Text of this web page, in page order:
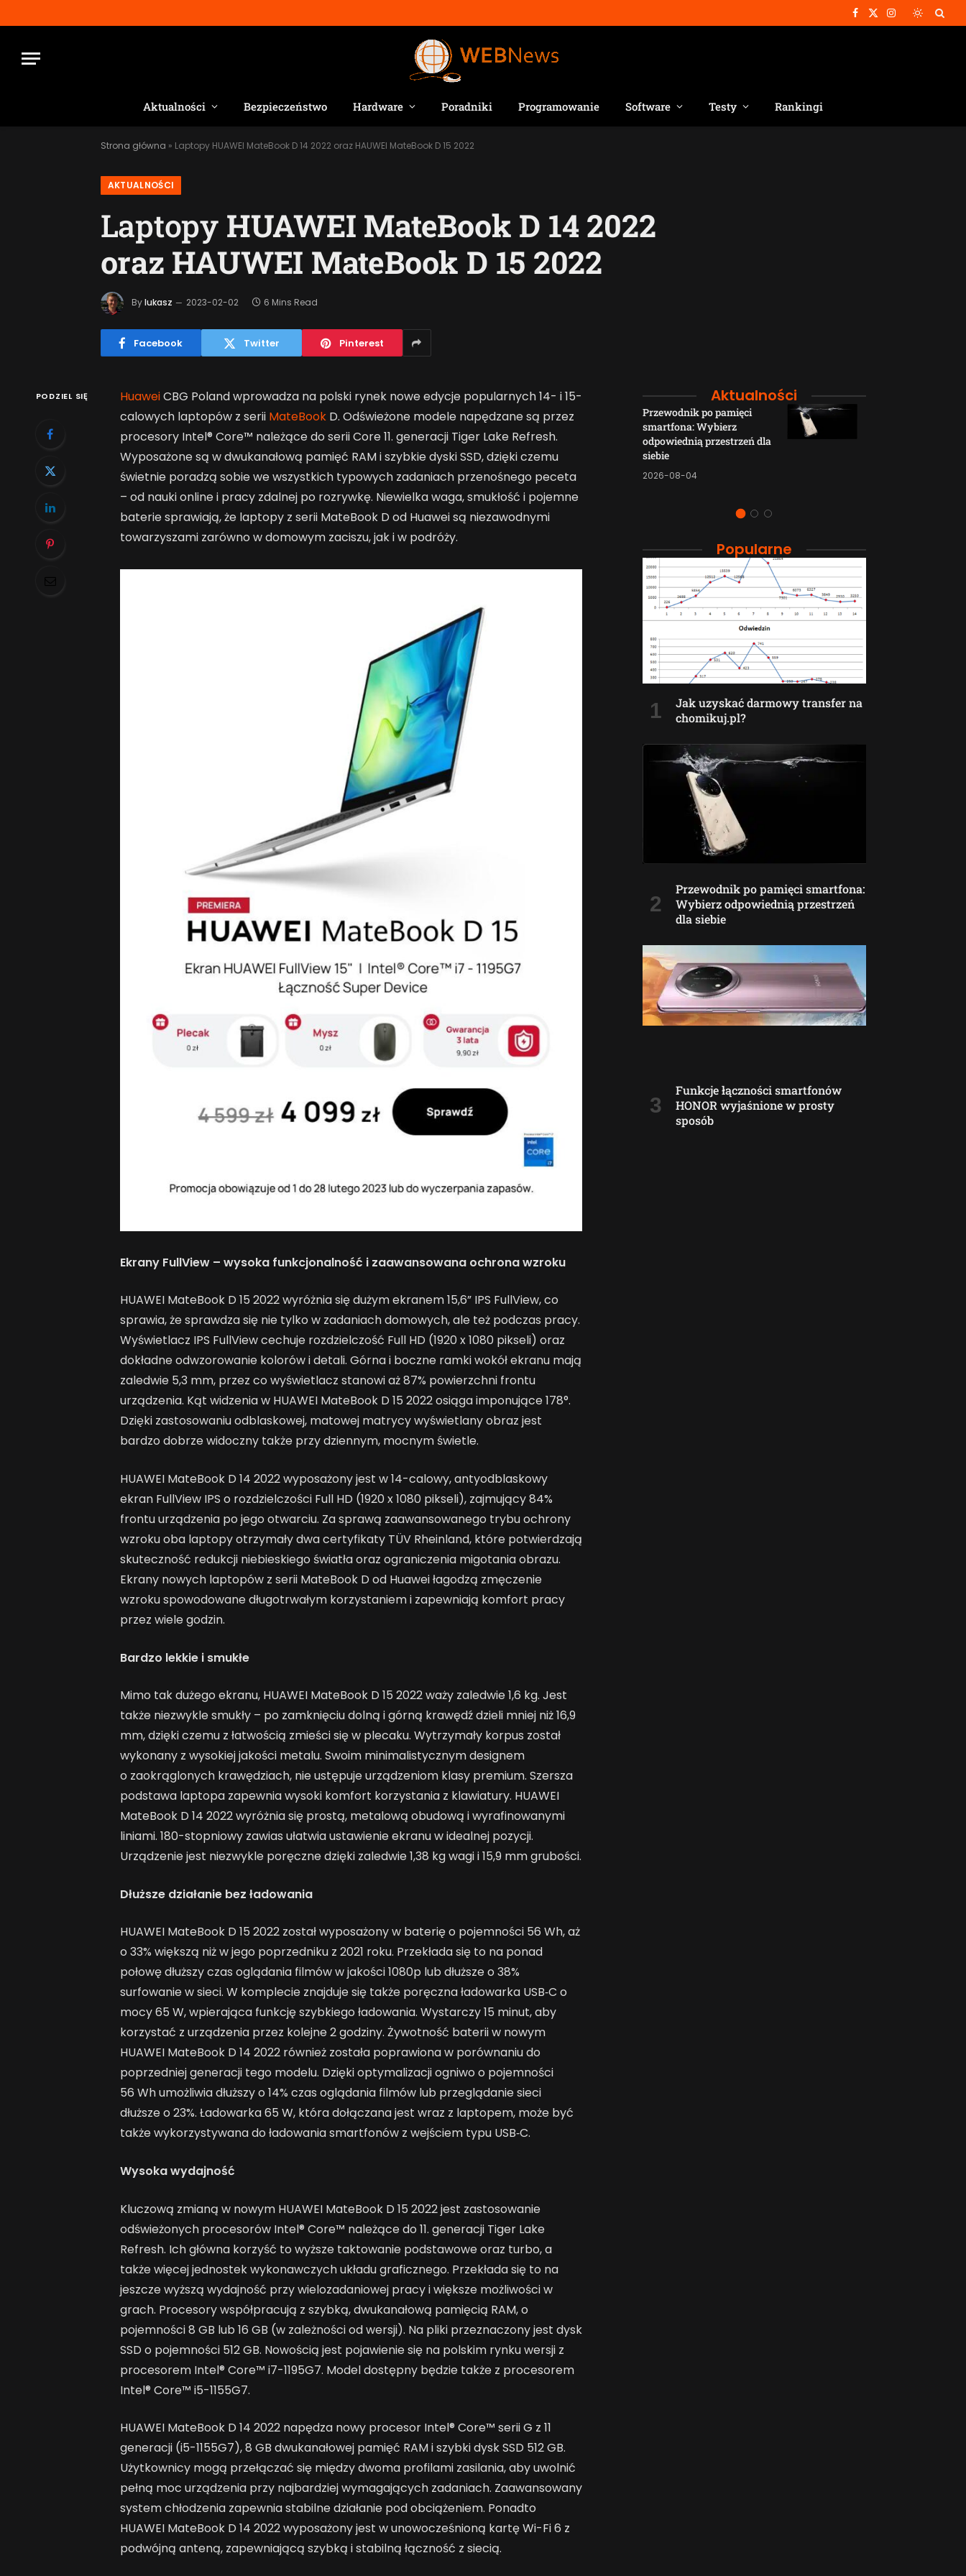
Facebook
X
Instagram
Aktualności Bezpieczeństwo Hardware Poradniki Programowanie Software Testy Rankingi
Strona główna » Laptopy HUAWEI MateBook D 14 2022 oraz HAUWEI MateBook D 15 2022
AKTUALNOŚCI
Laptopy HUAWEI MateBook D 14 2022
oraz HAUWEI MateBook D 15 2022
By lukasz 2023-02-02 6 Mins Read
Facebook Twitter Pinterest
PODZIEL SIĘ HuaweiCBG Poland wprowadza na polski rynek nowe edycje popularnych 14- i 15-
calowych laptopów z serii MateBookD. Odświeżone modele napędzane są przez
procesory Intel® Core™ należące do serii Core 11. generacji Tiger Lake Refresh.
Wyposażone są w dwukanałową pamięć RAM i szybkie dyski SSD, dzięki czemu
świetnie poradzą sobie we wszystkich typowych zadaniach przenośnego peceta
– od nauki online i pracy zdalnej po rozrywkę. Niewielka waga, smukłość i pojemne
baterie sprawiają, że laptopy z serii MateBook D od Huawei są niezawodnymi
towarzyszami zarówno w domowym zaciszu, jak i w podróży.
Ekrany FullView – wysoka funkcjonalność i zaawansowana ochrona wzroku
HUAWEI MateBook D 15 2022 wyróżnia się dużym ekranem 15,6” IPS FullView, co
sprawia, że sprawdza się nie tylko w zadaniach domowych, ale też podczas pracy.
Wyświetlacz IPS FullView cechuje rozdzielczość Full HD (1920 x 1080 pikseli) oraz
dokładne odwzorowanie kolorów i detali. Górna i boczne ramki wokół ekranu mają
zaledwie 5,3 mm, przez co wyświetlacz stanowi aż 87% powierzchni frontu
urządzenia. Kąt widzenia w HUAWEI MateBook D 15 2022 osiąga imponujące 178°.
Dzięki zastosowaniu odblaskowej, matowej matrycy wyświetlany obraz jest
bardzo dobrze widoczny także przy dziennym, mocnym świetle.
HUAWEI MateBook D 14 2022 wyposażony jest w 14-calowy, antyodblaskowy
ekran FullView IPS o rozdzielczości Full HD (1920 x 1080 pikseli), zajmujący 84%
frontu urządzenia po jego otwarciu. Za sprawą zaawansowanego trybu ochrony
wzroku oba laptopy otrzymały dwa certyfikaty TÜV Rheinland, które potwierdzają
skuteczność redukcji niebieskiego światła oraz ograniczenia migotania obrazu.
Ekrany nowych laptopów z serii MateBook D od Huawei łagodzą zmęczenie
wzroku spowodowane długotrwałym korzystaniem i zapewniają komfort pracy
przez wiele godzin.
Bardzo lekkie i smukłe
Mimo tak dużego ekranu, HUAWEI MateBook D 15 2022 waży zaledwie 1,6 kg. Jest
także niezwykle smukły – po zamknięciu dolną i górną krawędź dzieli mniej niż 16,9
mm, dzięki czemu z łatwością zmieści się w plecaku. Wytrzymały korpus został
wykonany z wysokiej jakości metalu. Swoim minimalistycznym designem
o zaokrąglonych krawędziach, nie ustępuje urządzeniom klasy premium. Szersza
podstawa laptopa zapewnia wysoki komfort korzystania z klawiatury. HUAWEI
MateBook D 14 2022 wyróżnia się prostą, metalową obudową i wyrafinowanymi
liniami. 180-stopniowy zawias ułatwia ustawienie ekranu w idealnej pozycji.
Urządzenie jest niezwykle poręczne dzięki zaledwie 1,38 kg wagi i 15,9 mm grubości.
Dłuższe działanie bez ładowania
HUAWEI MateBook D 15 2022 został wyposażony w baterię o pojemności 56 Wh, aż
o 33% większą niż w jego poprzedniku z 2021 roku. Przekłada się to na ponad
połowę dłuższy czas oglądania filmów w jakości 1080p lub dłuższe o 38%
surfowanie w sieci. W komplecie znajduje się także poręczna ładowarka USB‑C o
mocy 65 W, wpierająca funkcję szybkiego ładowania. Wystarczy 15 minut, aby
korzystać z urządzenia przez kolejne 2 godziny. Żywotność baterii w nowym
HUAWEI MateBook D 14 2022 również została poprawiona w porównaniu do
poprzedniej generacji tego modelu. Dzięki optymalizacji ogniwo o pojemności
56 Wh umożliwia dłuższy o 14% czas oglądania filmów lub przeglądanie sieci
dłuższe o 23%. Ładowarka 65 W, która dołączana jest wraz z laptopem, może być
także wykorzystywana do ładowania smartfonów z wejściem typu USB‑C.
Wysoka wydajność
Kluczową zmianą w nowym HUAWEI MateBook D 15 2022 jest zastosowanie
odświeżonych procesorów Intel® Core™ należące do 11. generacji Tiger Lake
Refresh. Ich główna korzyść to wyższe taktowanie podstawowe oraz turbo, a
także więcej jednostek wykonawczych układu graficznego. Przekłada się to na
jeszcze wyższą wydajność przy wielozadaniowej pracy i większe możliwości w
grach. Procesory współpracują z szybką, dwukanałową pamięcią RAM, o
pojemności 8 GB lub 16 GB (w zależności od wersji). Na pliki przeznaczony jest dysk
SSD o pojemności 512 GB. Nowością jest pojawienie się na polskim rynku wersji z
procesorem Intel® Core™ i7-1195G7. Model dostępny będzie także z procesorem
Intel® Core™ i5-1155G7.
HUAWEI MateBook D 14 2022 napędza nowy procesor Intel® Core™ serii G z 11
generacji (i5-1155G7), 8 GB dwukanałowej pamięć RAM i szybki dysk SSD 512 GB.
Użytkownicy mogą przełączać się między dwoma profilami zasilania, aby uwolnić
pełną moc urządzenia przy najbardziej wymagających zadaniach. Zaawansowany
system chłodzenia zapewnia stabilne działanie pod obciążeniem. Ponadto
HUAWEI MateBook D 14 2022 wyposażony jest w unowocześnioną kartę Wi-Fi 6 z
podwójną anteną, zapewniającą szybką i stabilną łączność z siecią.
Aktualności
Jak AI zmienia e-
2026-04-27
Przewodnik po pamięci
smartfona: Wybierz
odpowiednią przestrzeń dla
siebie
2026-08-04
Popularne
Jak uzyskać darmowy transfer na
chomikuj.pl?
Przewodnik po pamięci smartfona:
Wybierz odpowiednią przestrzeń
dla siebie
Funkcje łączności smartfonów
HONOR wyjaśnione w prosty
sposób